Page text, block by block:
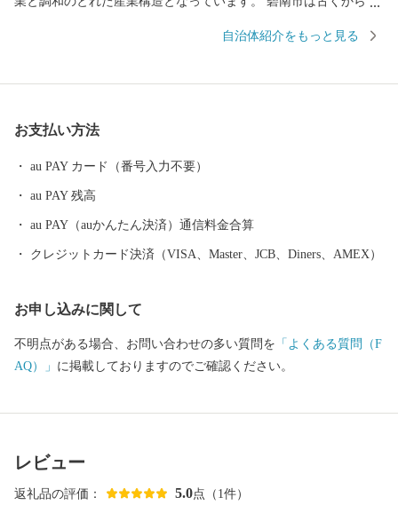
の地」として有名です。そんな、醸造文化が生んだ特産品や、海
大切に、是非、碧南市にもお立ち寄りいただければと思います。
自治体紹介をもっと見る
お支払い方法
au PAY カード（番号入力不要）
au PAY 残高
au PAY（auかんたん決済）通信料金合算
クレジットカード決済（VISA、Master、JCB、Diners、AMEX）
お申し込みに関して
不明点がある場合、お問い合わせの多い質問を 「よくある質問（F
AQ）」 に掲載しておりますのでご確認ください。
レビュー
返礼品の評価： 5.0点（1件）